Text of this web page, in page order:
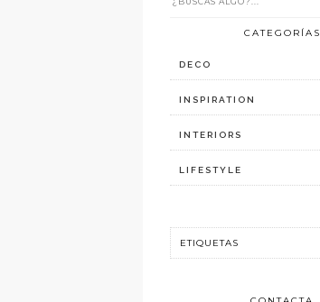
CATEGORÍAS
DECO
INSPIRATION
INTERIORS
LIFESTYLE